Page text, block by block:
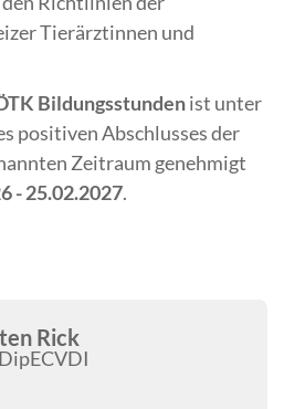
Tierärztinnen und
Bildungsstundenist unter
positiven Abschlusses der
Zeitraum genehmigt
- 25.02.2027.
Rick